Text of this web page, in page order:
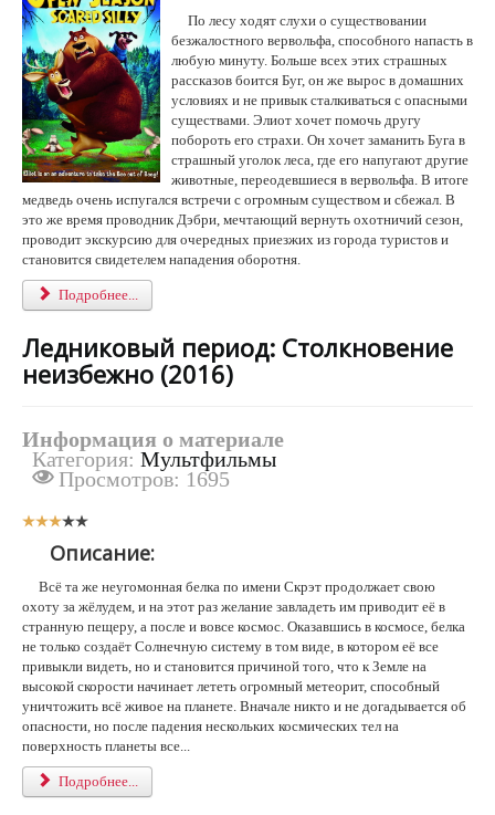
т
и
н
г
:
5
/
5
По лесу ходят слухи о существовании
безжалостного вервольфа, способного напасть в
любую минуту. Больше всех этих страшных
рассказов боится Буг, он же вырос в домашних
условиях и не привык сталкиваться с опасными
существами. Элиот хочет помочь другу
побороть его страхи. Он хочет заманить Буга в
страшный уголок леса, где его напугают другие
животные, переодевшиеся в вервольфа. В итоге
медведь очень испугался встречи с огромным существом и сбежал. В
это же время проводник Дэбри, мечтающий вернуть охотничий сезон,
проводит экскурсию для очередных приезжих из города туристов и
становится свидетелем нападения оборотня.
Подробнее...
Ледниковый период: Столкновение
неизбежно (2016)
Информация о материале
Категория: Мультфильмы
Просмотров: 1695
Р
н
г
:
3
/
Описание:
Всё та же неугомонная белка по имени Скрэт продолжает свою
охоту за жёлудем, и на этот раз желание завладеть им приводит её в
странную пещеру, а после и вовсе космос. Оказавшись в космосе, белка
не только создаёт Солнечную систему в том виде, в котором её все
привыкли видеть, но и становится причиной того, что к Земле на
высокой скорости начинает лететь огромный метеорит, способный
уничтожить всё живое на планете. Вначале никто и не догадывается об
опасности, но после падения нескольких космических тел на
поверхность планеты все...
Подробнее...